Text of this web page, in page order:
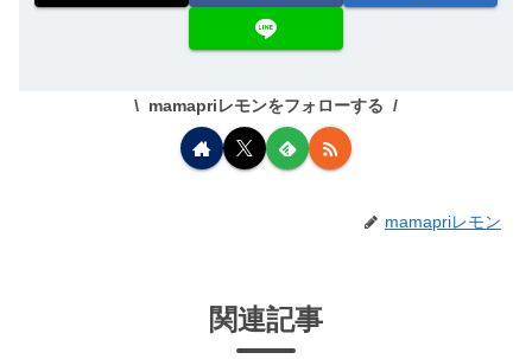
mamapriレモンをフォローする
mamapriレモン
関連記事